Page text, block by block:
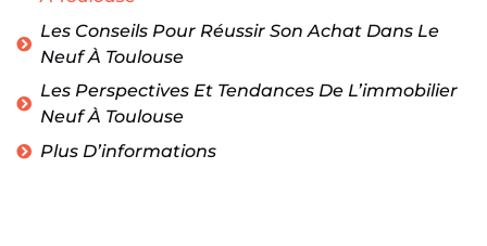
Les Conseils Pour Réussir Son Achat Dans Le
Neuf À Toulouse
Les Perspectives Et Tendances De L’immobilier
Neuf À Toulouse
Plus D’informations